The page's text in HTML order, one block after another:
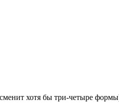
хотя бы три-четыре